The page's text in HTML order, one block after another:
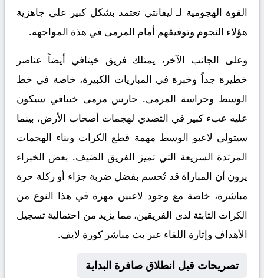
القوة الهجومية لـ ليفانتي تعتمد بشكل كبير على جاهزية
هؤلاء النجوم وتوفيقهم أمام المرمى في هذة المواجهه.
وعلى الجانب الآخر، يمتلك فريق خيتافي أيضاً عناصر
خطيرة جداً وخبرة في المباريات الكبيرة، خاصة في خط
الوسط وحراسة المرمى. حارس مرمى خيتافي سيكون
عليه عبء كبير في التصدي لهجمات أصحاب الأرض، بينما
سيتولى لاعبو الوسط مهمة قطع الكرات وبناء الهجمات
المرتدة السريعة التي تميز الفريق الضيف. بعض الخبراء
يرون أن المباراة قد تُحسم بفضل ضربة جزاء أو ركلة حرة
مباشرة، خاصة مع وجود لاعبين مهرة في هذا النوع من
الكرات الثابتة لدى الفريقين، مما يزيد من احتمالية تسجيل
الأهداف وإثارة اللقاء عبر بث مباشر كورة لايف.
تصريحات قبل انطلاق صافرة البداية